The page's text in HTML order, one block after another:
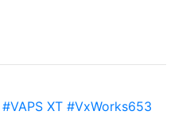
#VAPS XT #VxWorks653